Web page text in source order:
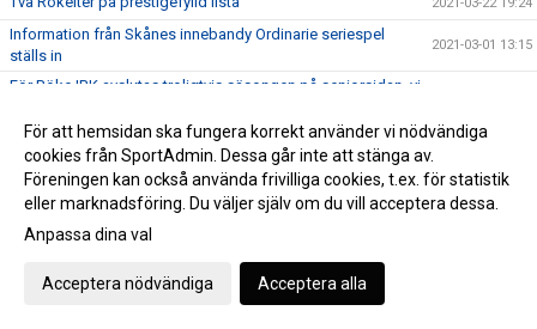
Information från Skånes innebandy Ordinarie seriespel
ställs in
2021-03-01 13:15
För Röke IBK avslutas troligtvis säsongen på seniorsidan, vi
Uppdaterat läge gällande träning från och med 25 januari 2021-01-21 16:52
Nya direktiv för att hindra smittspridningen 2020-12-21 18:20
GE BORT SPORT! 2020-12-03 08:48
Black Friday på Intersport!
Förlängda skärpta råd i Skåne
Tomas Olsson ansvarig för Ungdomsverksamheten
För att hemsidan ska fungera korrekt använder vi nödvändiga
cookies från SportAdmin. Dessa går inte att stänga av.
Föreningen kan också använda frivilliga cookies, t.ex. för statistik
eller marknadsföring. Du väljer själv om du vill acceptera dessa.
Anpassa dina val
Acceptera nödvändiga Acceptera alla